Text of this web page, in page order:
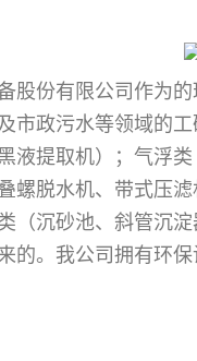
股份有限公司作为
市政污水等领域的
液提取机）；气浮
螺脱水机、带式压
（沉砂池、斜管沉
的。我公司拥有环